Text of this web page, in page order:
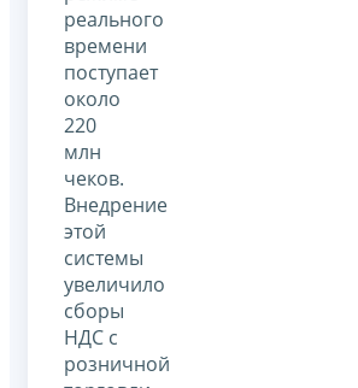
реального
времени
поступает
около
220
млн
чеков.
Внедрение
этой
системы
увеличило
сборы
НДС с
розничной